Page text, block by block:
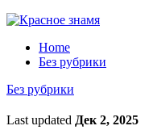
Home
Без рубрики
Без рубрики
Last updated Дек 2, 2025